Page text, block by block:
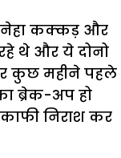
नेहा कक्कड़ और
थे और ये दोनो
कुछ महीने पहले
ब्रेक-अप हो
निराश कर